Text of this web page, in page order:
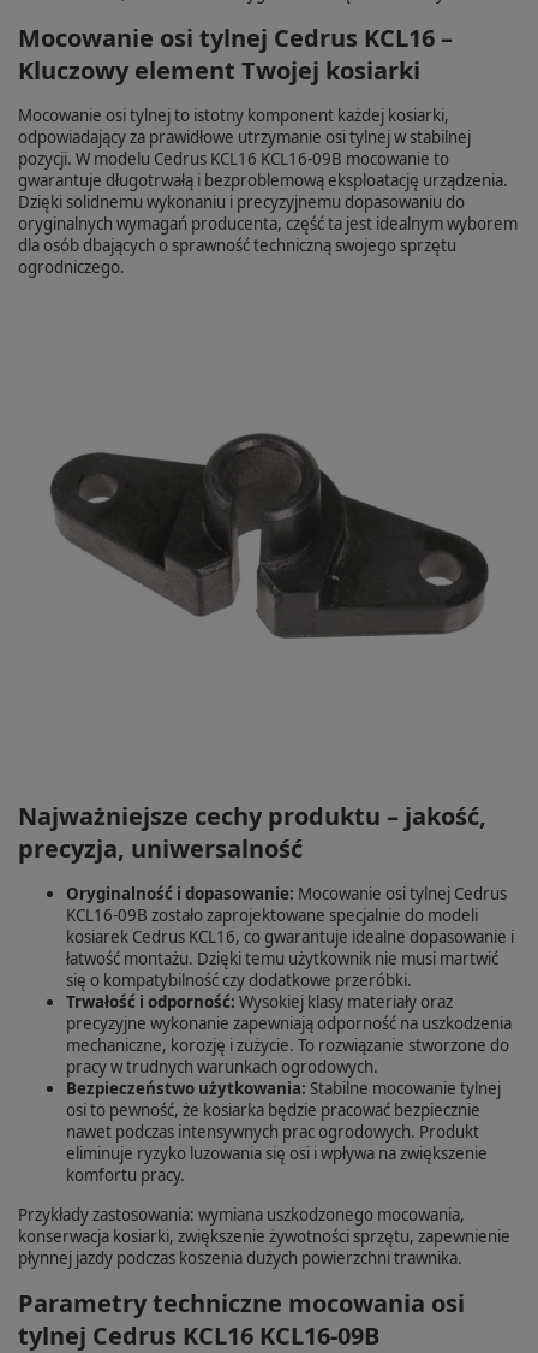
Mocowanie osi tylnej Cedrus KCL16 –
Kluczowy element Twojej kosiarki
Mocowanie osi tylnej to istotny komponent każdej kosiarki,
odpowiadający za prawidłowe utrzymanie osi tylnej w stabilnej
pozycji. W modelu Cedrus KCL16 KCL16-09B mocowanie to
gwarantuje długotrwałą i bezproblemową eksploatację urządzenia.
Dzięki solidnemu wykonaniu i precyzyjnemu dopasowaniu do
oryginalnych wymagań producenta, część ta jest idealnym wyborem
dla osób dbających o sprawność techniczną swojego sprzętu
ogrodniczego.
Najważniejsze cechy produktu – jakość,
precyzja, uniwersalność
Oryginalność i dopasowanie: Mocowanie osi tylnej Cedrus
KCL16-09B zostało zaprojektowane specjalnie do modeli
kosiarek Cedrus KCL16, co gwarantuje idealne dopasowanie i
łatwość montażu. Dzięki temu użytkownik nie musi martwić
się o kompatybilność czy dodatkowe przeróbki.
Trwałość i odporność: Wysokiej klasy materiały oraz
precyzyjne wykonanie zapewniają odporność na uszkodzenia
mechaniczne, korozję i zużycie. To rozwiązanie stworzone do
pracy w trudnych warunkach ogrodowych.
Bezpieczeństwo użytkowania: Stabilne mocowanie tylnej
osi to pewność, że kosiarka będzie pracować bezpiecznie
nawet podczas intensywnych prac ogrodowych. Produkt
eliminuje ryzyko luzowania się osi i wpływa na zwiększenie
komfortu pracy.
Przykłady zastosowania: wymiana uszkodzonego mocowania,
konserwacja kosiarki, zwiększenie żywotności sprzętu, zapewnienie
płynnej jazdy podczas koszenia dużych powierzchni trawnika.
Parametry techniczne mocowania osi
tylnej Cedrus KCL16 KCL16-09B